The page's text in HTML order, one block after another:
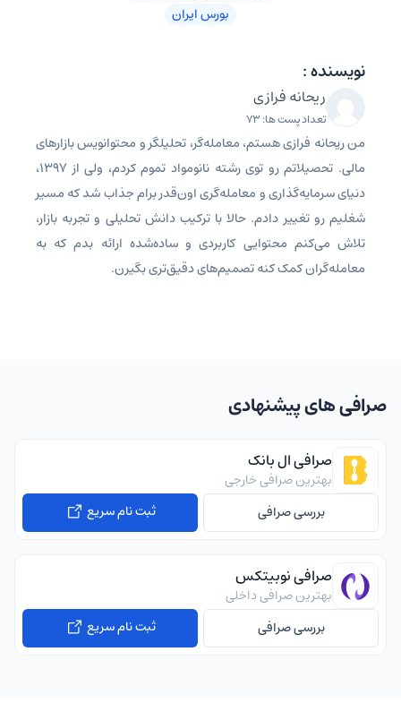
بورس ایران
نویسنده :
ریحانه فرازی
تعداد پست ها: 73
من ریحانه فرازی هستم، معامله‌گر، تحلیلگر و محتوانویس بازارهای
مالی. تحصیلاتم رو توی رشته نانومواد تموم کردم، ولی از ۱۳۹۷،
دنیای سرمایه‌گذاری و معامله‌گری اون‌قدر برام جذاب شد که مسیر
شغلیم رو تغییر دادم. حالا با ترکیب دانش تحلیلی و تجربه بازار،
تلاش می‌کنم محتوایی کاربردی و ساده‌شده ارائه بدم که به
معامله‌گران کمک کنه تصمیم‌های دقیق‌تری بگیرن.
صرافی های پیشنهادی
صرافی ال بانک
بهترین صرافی خارجی
بررسی صرافی
ثبت نام سریع
صرافی نوبیتکس
بهترین صرافی داخلی
بررسی صرافی
ثبت نام سریع